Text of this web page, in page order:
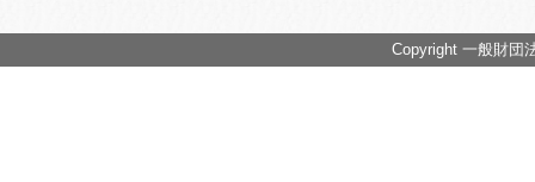
Copyright 一般財団